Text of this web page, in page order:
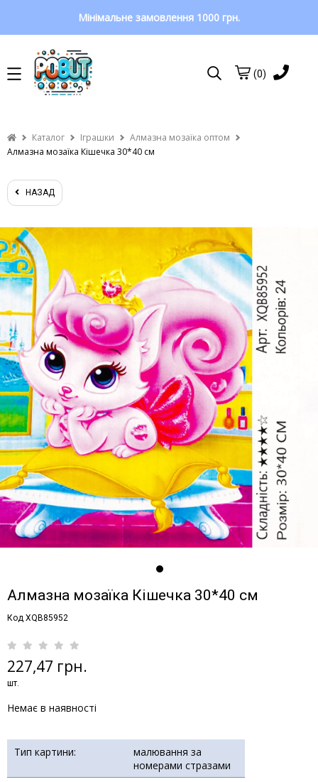
Мінімальне замовлення 1000 грн.
(0)
Каталог Іграшки
Алмазна мозаїка оптом
Алмазна мозаїка Кішечка 30*40 см
НАЗАД
Алмазна мозаїка Кішечка 30*40 см
Код XQB85952
227,47 грн.
шт.
Немає в наявності
Тип картини:
малювання за
номерами стразами